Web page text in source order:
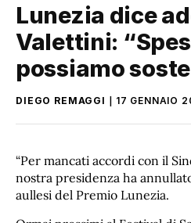
Lunezia dice
Valettini:
possiamo
DIEGO REMAGGI 17 GENNAIO
“Per mancati accordi con il
nostra presidenza ha
aullesi del Premio Lunezia.